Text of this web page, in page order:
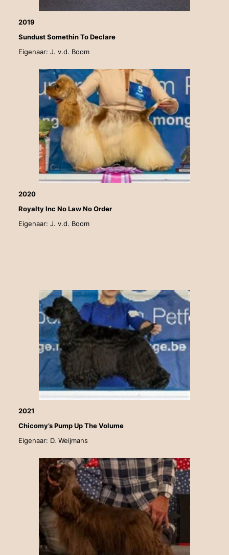
2019
Sundust Somethin To Declare
Eigenaar: J. v.d. Boom
2020
Royalty Inc No Law No Order
Eigenaar: J. v.d. Boom
2021
Chicomy’s Pump Up The Volume
Eigenaar: D. Weijmans